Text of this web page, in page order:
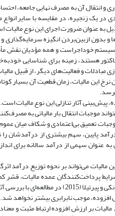
و انتقال آن به مصرف نهایی جامعه،
یک زنجیره، در مقایسه با سایر
به عنوان ضرورت اجرای این نوع مالیات
بدون ازبین‌بردن انگیزه
خود‌اجراست و همه مؤدیان نقش
فاکتور هستند، زمینه برای شناسایی
و فعالیت‌های دیگر، از قبیل
این مالیات، زمان قطعیت آن بسیار
آثار تنازلی این نوع مالیات است.
انتقال بار مالیاتی به
تعمیق بی‌اعتمادی و شکاف میان
پایین، سهم بیشتری از درآمدشان
به عنوان سهمی از درآمد سالانه برای
مالیات می‌تواند بر نحوه توزیع درآمد
پرداخت‌کنندگان عمده مالیات، قشر
بودجه خانوارهای کم‌درآمد در مقایسه با خانوارهای با
(2010) در جمهوری چک در دوره زمانی 2005-1993 نشان دادند